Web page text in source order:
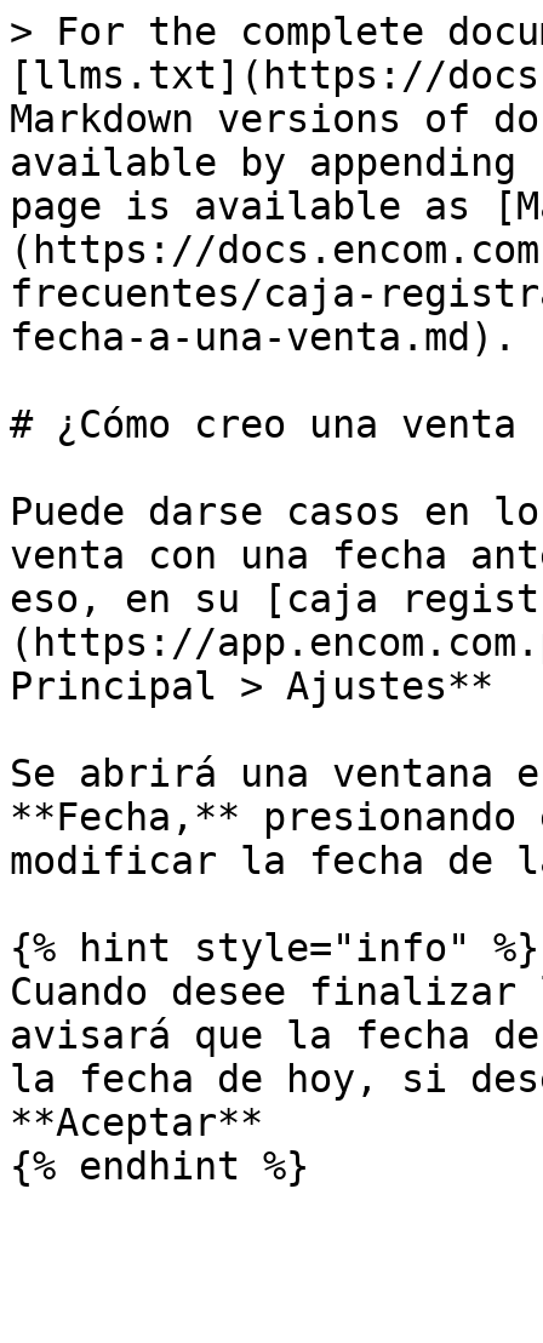
> For the complete
[llms.txt](https://
Markdown versions of
available by
page is available as
(https://
frecuentes/caja-
fecha-a-una-venta.md).
# ¿Cómo creo una
Puede darse casos en
venta con una fecha
eso, en su [caja
(https://
Principal > Ajustes**
Se abrirá una ventana
**Fecha,** presionando
modificar la fecha de
{% hint style="info" %}
Cuando desee
avisará que la fecha
la fecha de hoy, si
**Aceptar**